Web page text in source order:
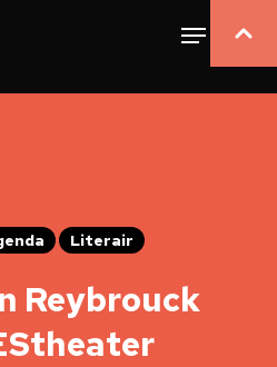
Literair
Reybrouck